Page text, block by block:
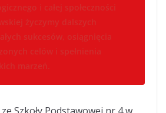
i całej społeczności
życzymy dalszych
sukcesów, osiągnięcia
celów i spełnienia
marzeń.